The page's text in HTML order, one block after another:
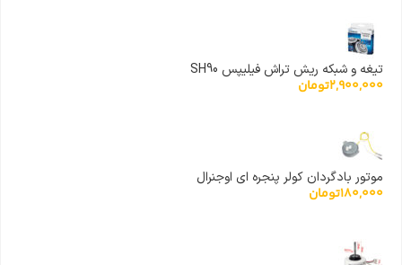
تیغه و شبکه ریش تراش فیلیپس SH90
2,900,000تومان
موتور بادگردان کولر پنجره ای اوجنرال
180,000تومان